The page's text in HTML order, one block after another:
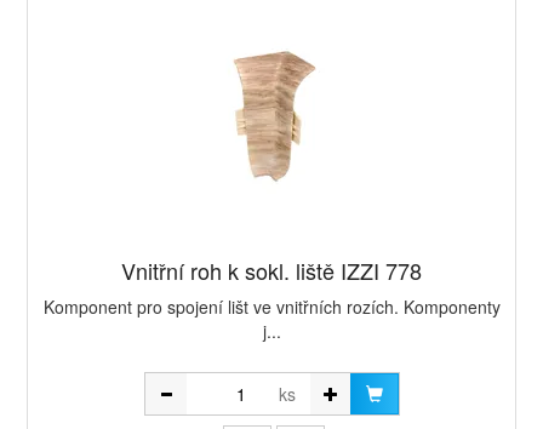
Vnitřní roh k sokl. liště IZZI 778
Komponent pro spojení lišt ve vnitřních rozích. Komponenty
j...
ks